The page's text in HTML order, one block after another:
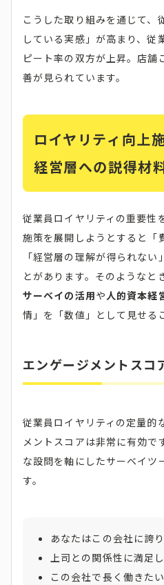
こうした取り組みを通じて、
している実感」が高まり、従
ピート率の双方が上昇。店舗
善が見られています。
ロイヤリティ向上
経営層への説得材
従業員ロイヤリティの重要性
施策を展開しようとすると「
「経営層の理解が得られな
とがあります。そのようなと
サーベイの活用や人的資本経
情」を「数値」として見せる
エンゲージメントスコ
従業員ロイヤリティの定量的
メントスコアは非常に有効で
な設問を軸にしたサーベイツ
す。
あなたはこの会社に誇
上司との関係性に満足
この会社で長く働きた